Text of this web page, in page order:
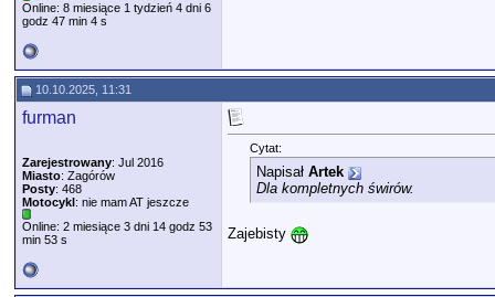
Online: 8 miesiące 1 tydzień 4 dni 6
godz 47 min 4 s
10.10.2025, 11:31
furman
Zarejestrowany: Jul 2016
Miasto: Zagórów
Posty: 468
Motocykl: nie mam AT jeszcze
Online: 2 miesiące 3 dni 14 godz 53
min 53 s
Cytat:
Napisał Artek
Dla kompletnych świrów.
Zajebisty